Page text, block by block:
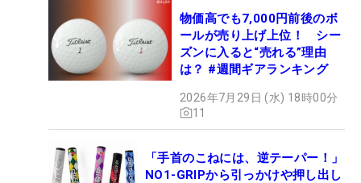
物価高でも7,000円前後のボ
ールが売り上げ上位！ シー
ズンに入ると“売れる”理由
は？ #週間ギアランキング
2026年7月29日 (水) 18時00分
11
「手首のこねには、逆テーパー！」
NO1-GRIPから引っかけや押し出し